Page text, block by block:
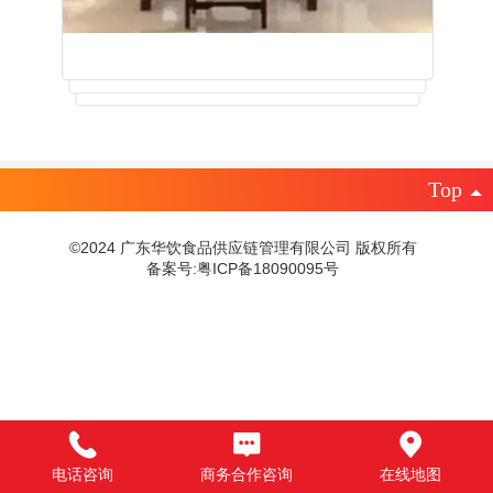
Top
©2024 广东华饮食品供应链管理有限公司 版权所有
备案号:粤ICP备18090095号
电话咨询 商务合作咨询 在线地图